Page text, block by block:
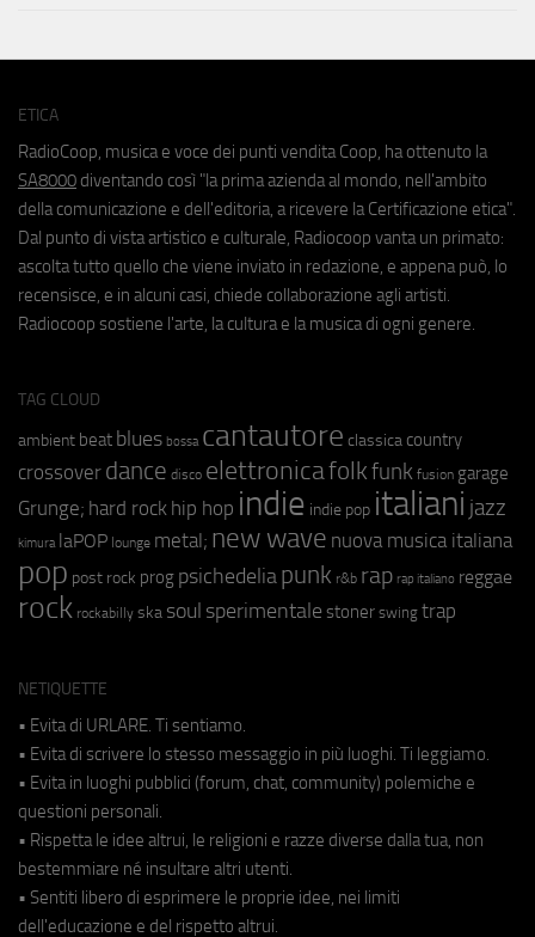
ETICA
RadioCoop, musica e voce dei punti vendita Coop, ha ottenuto la
SA8000 diventando così "la prima azienda al mondo, nell'ambito
della comunicazione e dell'editoria, a ricevere la Certificazione etica".
Dal punto di vista artistico e culturale, Radiocoop vanta un primato:
ascolta tutto quello che viene inviato in redazione, e appena può, lo
recensisce, e in alcuni casi, chiede collaborazione agli artisti.
Radiocoop sostiene l'arte, la cultura e la musica di ogni genere.
TAG CLOUD
ambient beat blues bossa cantautore classica country
crossover dance disco elettronicafolkfunk fusion garage
Grunge; hard rock hip hop indie indie pop italiani jazz
kimura laPOP lounge metal; new wave nuova musica italiana
pop post rock prog psichedeliapunk r&b rap rap italiano reggae
rock rockabilly ska soul sperimentale stoner swing trap
NETIQUETTE
• Evita di URLARE. Ti sentiamo.
• Evita di scrivere lo stesso messaggio in più luoghi. Ti leggiamo.
• Evita in luoghi pubblici (forum, chat, community) polemiche e
questioni personali.
• Rispetta le idee altrui, le religioni e razze diverse dalla tua, non
bestemmiare né insultare altri utenti.
• Sentiti libero di esprimere le proprie idee, nei limiti
dell'educazione e del rispetto altrui.